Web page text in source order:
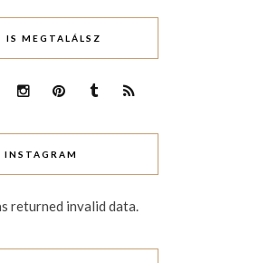
IS MEGTALÁLSZ
INSTAGRAM
returned invalid data.